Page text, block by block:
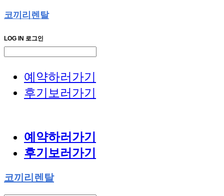
코끼리렌탈
LOG IN 로그인
예약하러가기
후기보러가기
예약하러가기
후기보러가기
코끼리렌탈